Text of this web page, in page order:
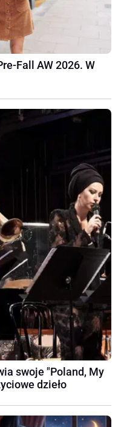
Fall AW 2026. W
swoje "Poland, My
dzieło